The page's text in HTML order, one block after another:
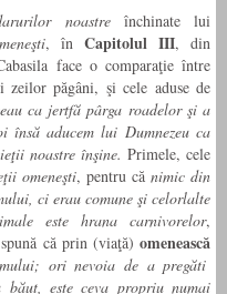
noastreînchinate lui
, în Capitolul III, din
face o comparaţie între
zeilor păgâni, şi cele aduse de
ca jertfă pârga roadelor şi a
aducem lui Dumnezeu ca
noastre înşine. Primele, cele
omeneşti, pentru că nimic din
ci erau comune şi celorlalte
este hrana carnivorelor,
că prin (viaţă) omenească
ori nevoia de a pregăti
băut, este ceva propriu numai